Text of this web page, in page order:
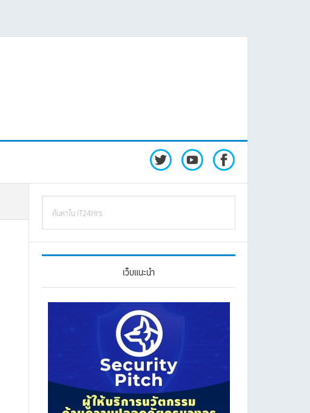
Primary
Sidebar
iT24Hrs
เว็บแนะนำ